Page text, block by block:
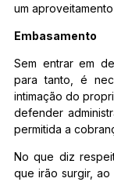
um
Embasamento
Sem entrar em
para tanto, é
intimação do
defender
permitida a
No que diz
que irão surgir, ao